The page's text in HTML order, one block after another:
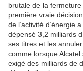
brutale de la
première vraie
de l’activité d’énergie
dépensé 3,2 milliards
ses titres et les
comme lorsque Alcatel
exigé des milliards de